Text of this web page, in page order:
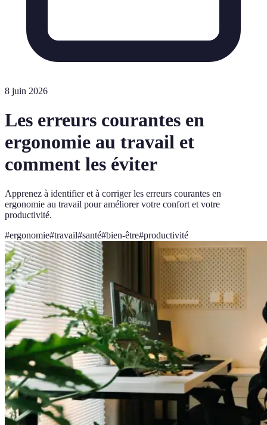
8 juin 2026
Les erreurs courantes en
ergonomie au travail et
comment les éviter
Apprenez à identifier et à corriger les erreurs courantes en
ergonomie au travail pour améliorer votre confort et votre
productivité.
#ergonomie#travail#santé#bien-être#productivité